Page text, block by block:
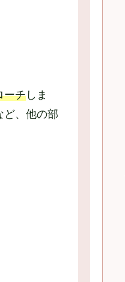
ーチしま
ど、他の部